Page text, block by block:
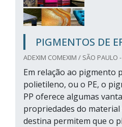
PIGMENTOS DE
ADEXIM COMEXIM / SÃO PAULO
Em relação ao pigmento
polietileno, ou o PE, o
PP oferece algumas
propriedades do material
destina permitem que o